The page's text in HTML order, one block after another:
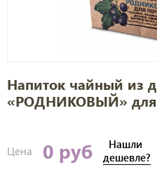
Напиток чайный из
«РОДНИКОВЫЙ» для
Цена 0 руб
Нашли
дешевле?